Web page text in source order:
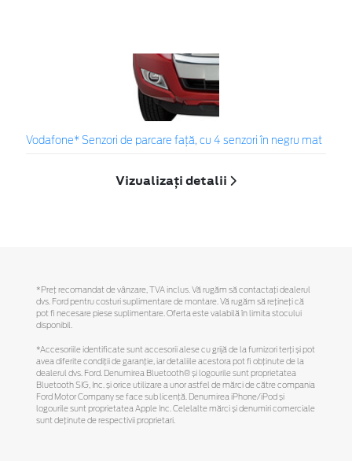
Vodafone* Senzori de parcare față, cu 4 senzori în negru mat
Vizualizați detalii
*Preţ recomandat de vânzare, TVA inclus. Vă rugăm să contactaţi dealerul
dvs. Ford pentru costuri suplimentare de montare. Vă rugăm să reţineţi că
pot fi necesare piese suplimentare. Oferta este valabilă în limita stocului
disponibil.
*Accesoriile identificate sunt accesorii alese cu grijă de la furnizori terți și pot
avea diferite condiții de garanție, iar detaliile acestora pot fi obținute de la
dealerul dvs. Ford. Denumirea Bluetooth® și logourile sunt proprietatea
Bluetooth SIG, Inc. și orice utilizare a unor astfel de mărci de către compania
Ford Motor Company se face sub licență. Denumirea iPhone/iPod și
logourile sunt proprietatea Apple Inc. Celelalte mărci și denumiri comerciale
sunt deținute de respectivii proprietari.